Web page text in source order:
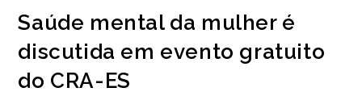
Saúde mental da mulher é
discutida em evento gratuito
do CRA-ES